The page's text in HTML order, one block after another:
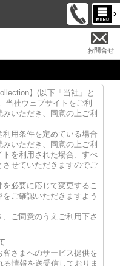
お問合せ
】(以下「当社」と
当社ウェブサイトをご利
いただき、同意の上ご利
用条件を定めている場合
いただき、同意の上ご利
を利用された場合、すべ
せていただきますのでご
必要に応じて変更するこ
ご確認いただきますよう
ご同意のうえご利用下さ
さまへのサービス提供を
情報を送受信しておりま